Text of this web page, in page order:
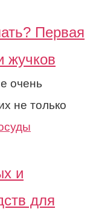
Первая
жучков
очень
не только
и
для